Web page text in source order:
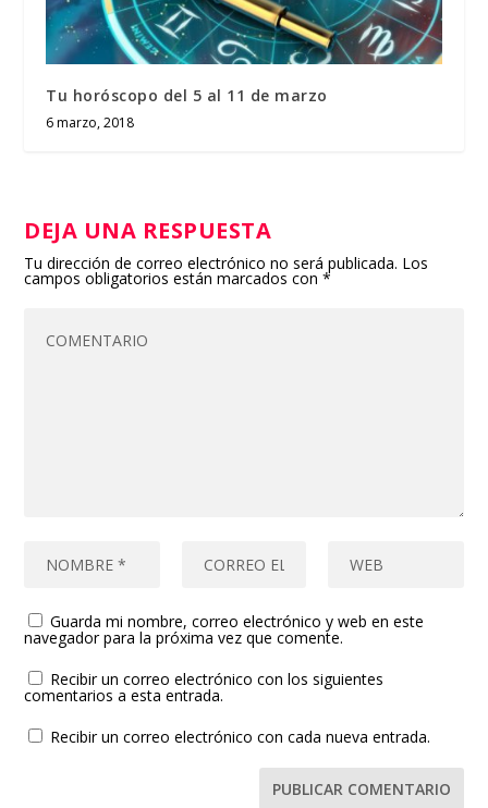
Tu horóscopo del 5 al 11 de marzo
6 marzo, 2018
DEJA UNA RESPUESTA
Tu dirección de correo electrónico no será publicada. Los
campos obligatorios están marcados con*
Guarda mi nombre, correo electrónico y web en este
navegador para la próxima vez que comente.
Recibir un correo electrónico con los siguientes
comentarios a esta entrada.
Recibir un correo electrónico con cada nueva entrada.